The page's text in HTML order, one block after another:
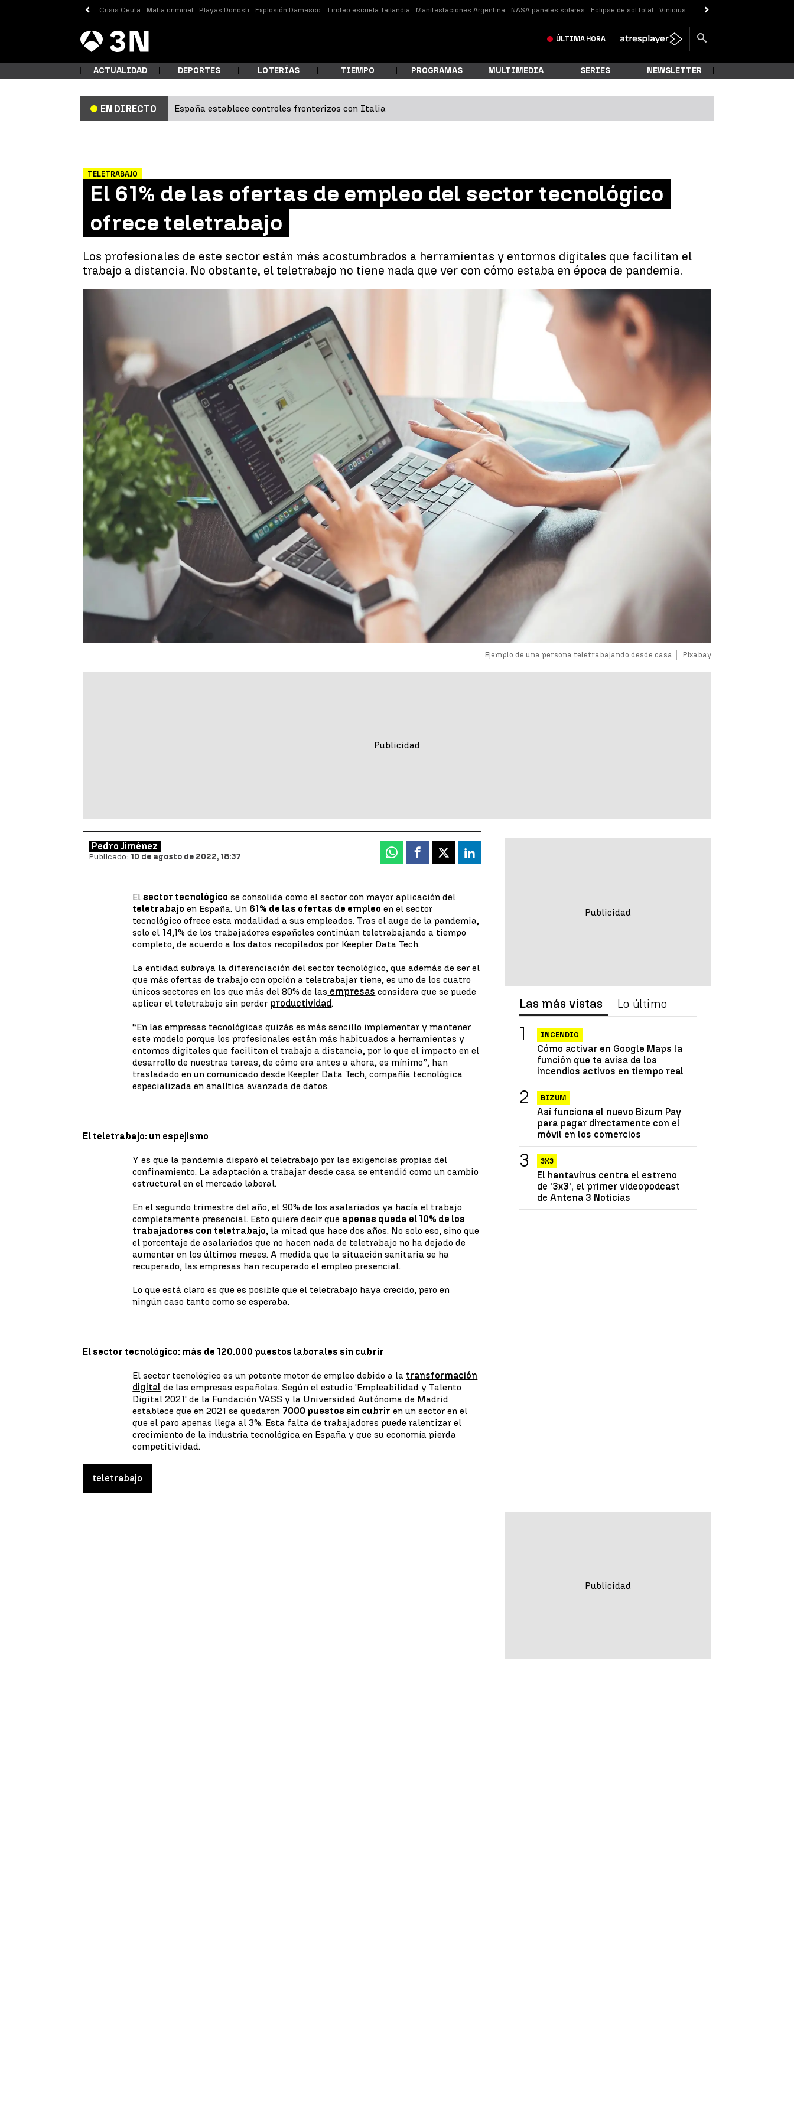
Crisis Ceuta Mafia criminal Playas Donosti Explosión Damasco Tiroteo escuela Tailandia Manifestaciones Argentina NASA paneles solares Eclipse de sol total Vinicius
Antena
3 Noticias ÚLTIMA HORA
ACTUALIDAD DEPORTES LOTERÍAS TIEMPO PROGRAMAS MULTIMEDIA SERIES NEWSLETTER
EN DIRECTO España establece controles fronterizos con Italia
TELETRABAJO
El 61% de las ofertas de empleo del sector tecnológico
ofrece teletrabajo
Los profesionales de este sector están más acostumbrados a herramientas y entornos digitales que facilitan el
trabajo a distancia. No obstante, el teletrabajo no tiene nada que ver con cómo estaba en época de pandemia.
Ejemplo de una persona teletrabajando desde casa Pixabay
Pedro Jiménez
Publicado: 10 de agosto de 2022, 18:37 Whatsapp
Facebook
X Linkedin
Elsector tecnológico se consolida como el sector con mayor aplicación del
teletrabajo en España. Un 61% de las ofertas de empleo en el sector
tecnológico ofrece esta modalidad a sus empleados. Tras el auge de la pandemia,
solo el 14,1% de los trabajadores españoles continúan teletrabajando a tiempo
completo, de acuerdo a los datos recopilados por Keepler Data Tech.
La entidad subraya la diferenciación del sector tecnológico, que además de ser el
que más ofertas de trabajo con opción a teletrabajar tiene, es uno de los cuatro
únicos sectores en los que más del 80% de las empresas considera que se puede
aplicar el teletrabajo sin perder productividad.
“En las empresas tecnológicas quizás es más sencillo implementar y mantener
este modelo porque los profesionales están más habituados a herramientas y
entornos digitales que facilitan el trabajo a distancia, por lo que el impacto en el
desarrollo de nuestras tareas, de cómo era antes a ahora, es mínimo”, han
trasladado en un comunicado desde Keepler Data Tech, compañía tecnológica
especializada en analítica avanzada de datos.
El teletrabajo: un espejismo
Y es que la pandemia disparó el teletrabajo por las exigencias propias del
confinamiento. La adaptación a trabajar desde casa se entendió como un cambio
estructural en el mercado laboral.
En el segundo trimestre del año, el 90% de los asalariados ya hacía el trabajo
completamente presencial. Esto quiere decir que apenas queda el 10% de los
trabajadores con teletrabajo, la mitad que hace dos años. No solo eso, sino que
el porcentaje de asalariados que no hacen nada de teletrabajo no ha dejado de
aumentar en los últimos meses. A medida que la situación sanitaria se ha
recuperado, las empresas han recuperado el empleo presencial.
Lo que está claro es que es posible que el teletrabajo haya crecido, pero en
ningún caso tanto como se esperaba.
El sector tecnológico: más de 120.000 puestos laborales sin cubrir
El sector tecnológico es un potente motor de empleo debido a la transformación
digital de las empresas españolas. Según el estudio 'Empleabilidad y Talento
Digital 2021' de la Fundación VASS y la Universidad Autónoma de Madrid
establece que en 2021 se quedaron 7000 puestos sin cubrir en un sector en el
que el paro apenas llega al 3%. Esta falta de trabajadores puede ralentizar el
crecimiento de la industria tecnológica en España y que su economía pierda
competitividad.
teletrabajo
Las más vistas Lo último
INCENDIO
Cómo activar en Google Maps la
función que te avisa de los
incendios activos en tiempo real
BIZUM
Así funciona el nuevo Bizum Pay
para pagar directamente con el
móvil en los comercios
3X3
El hantavirus centra el estreno
de '3x3', el primer videopodcast
de Antena 3 Noticias